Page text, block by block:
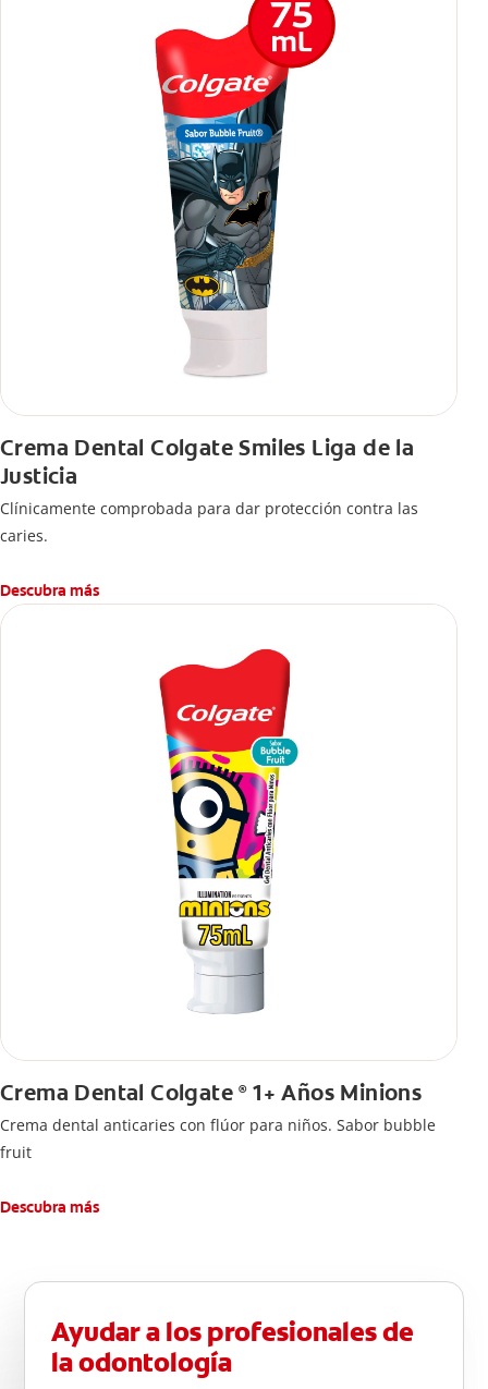
Crema Dental Colgate Smiles Liga de la
Justicia
Clínicamente comprobada para dar protección contra las
caries.
Descubra más
Crema Dental Colgate®1+ Años Minions
Crema dental anticaries con flúor para niños. Sabor bubble
fruit
Descubra más
Ayudar a los profesionales de
la odontología